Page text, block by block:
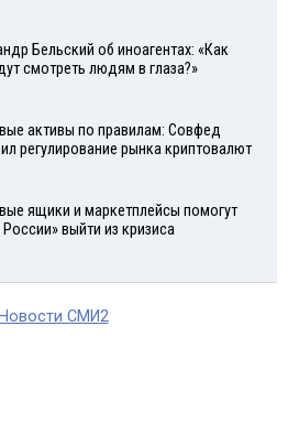
Бельский об иноагентах: «Как
смотреть людям в глаза?»
активы по правилам: Совфед
регулирование рынка криптовалют
ящики и маркетплейсы помогут
России» выйти из кризиса
Новости СМИ2